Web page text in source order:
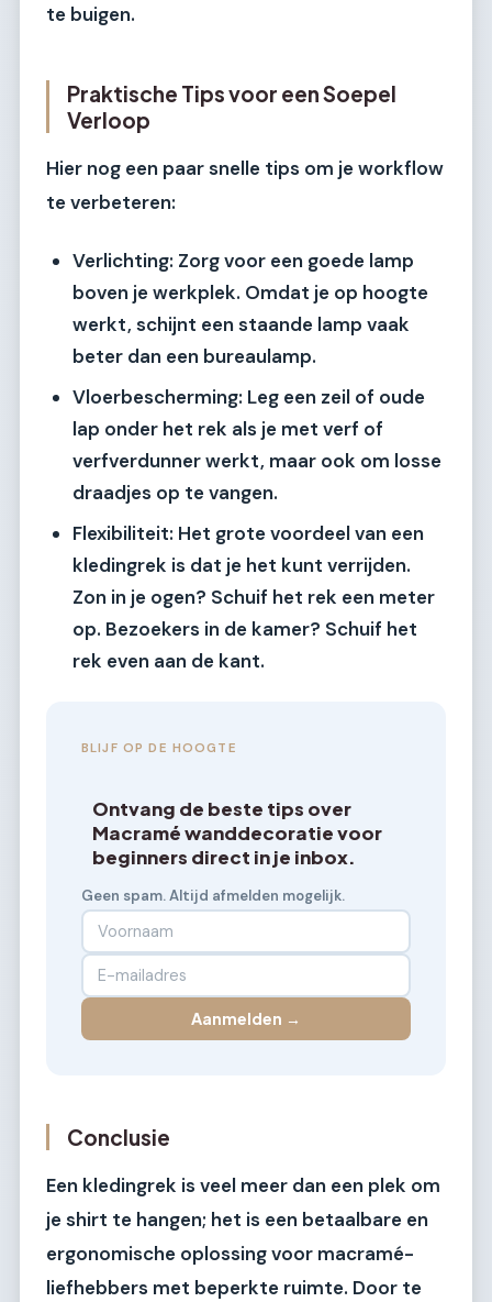
te buigen.
Praktische Tips voor een Soepel
Verloop
Hier nog een paar snelle tips om je workflow
te verbeteren:
Verlichting: Zorg voor een goede lamp
boven je werkplek. Omdat je op hoogte
werkt, schijnt een staande lamp vaak
beter dan een bureaulamp.
Vloerbescherming: Leg een zeil of oude
lap onder het rek als je met verf of
verfverdunner werkt, maar ook om losse
draadjes op te vangen.
Flexibiliteit: Het grote voordeel van een
kledingrek is dat je het kunt verrijden.
Zon in je ogen? Schuif het rek een meter
op. Bezoekers in de kamer? Schuif het
rek even aan de kant.
BLIJF OP DE HOOGTE
Ontvang de beste tips over
Macramé wanddecoratie voor
beginners direct in je inbox.
Geen spam. Altijd afmelden mogelijk.
Aanmelden →
Conclusie
Een kledingrek is veel meer dan een plek om
je shirt te hangen; het is een betaalbare en
ergonomische oplossing voor macramé-
liefhebbers met beperkte ruimte. Door te